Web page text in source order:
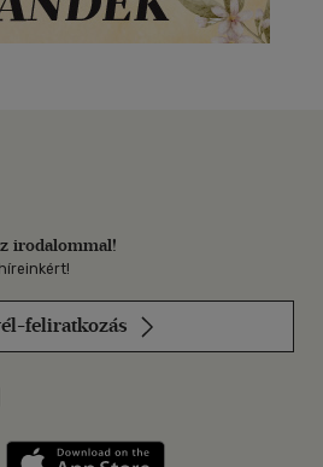
irodalommal!
feliratkozás
on
Instagramon
Libri a LinkedInen
applikáció Szerezd meg: Google